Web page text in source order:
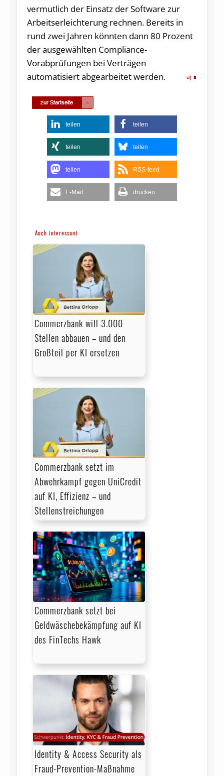
vermutlich der Einsatz der Software zur
Arbeitserleichterung rechnen. Bereits in
rund zwei Jahren könnten dann 80 Prozent
der ausgewählten Compliance-
Vorabprüfungen bei Verträgen
automatisiert abgearbeitet werden.
aj
teilen teilen
teilen teilen
teilen RSS-feed
E-Mail drucken
Auch interessant
Commerzbank will 3.000
Stellen abbauen – und den
Großteil per KI ersetzen
Commerzbank setzt im
Abwehrkampf gegen UniCredit
auf KI, Effizienz – und
Stellenstreichungen
Commerzbank setzt bei
Geldwäschebekämpfung auf KI
des FinTechs Hawk
Identity & Access Security als
Fraud-Prevention-Maßnahme